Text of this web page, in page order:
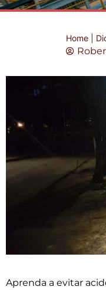
Home
Aprenda a evitar